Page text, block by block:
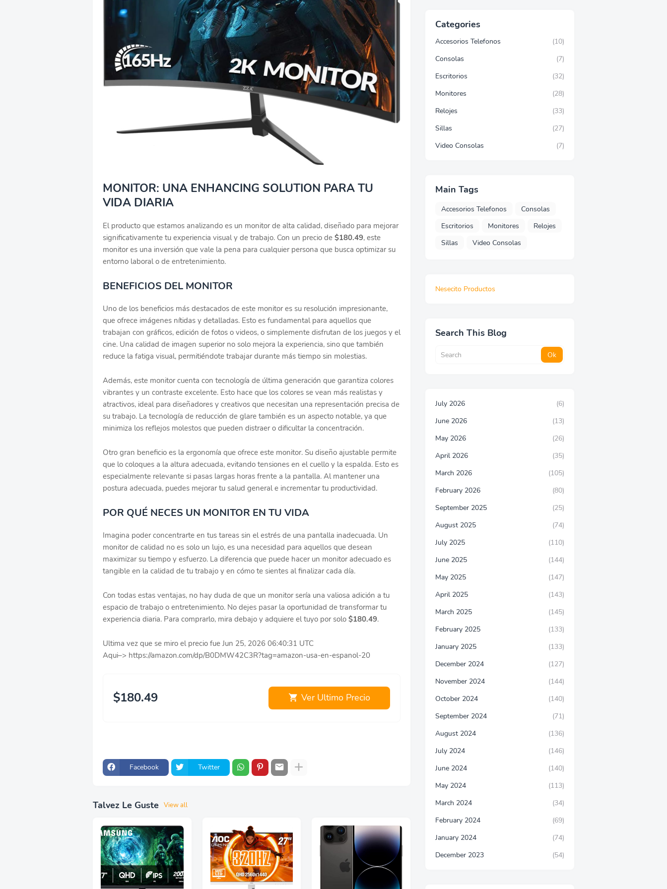
MONITOR: UNA ENHANCING SOLUTION PARA TU
VIDA DIARIA
El producto que estamos analizando es un monitor de alta calidad, diseñado para mejorar
significativamente tu experiencia visual y de trabajo. Con un precio de $180.49, este
monitor es una inversión que vale la pena para cualquier persona que busca optimizar su
entorno laboral o de entretenimiento.
BENEFICIOS DEL MONITOR
Uno de los beneficios más destacados de este monitor es su resolución impresionante,
que ofrece imágenes nítidas y detalladas. Esto es fundamental para aquellos que
trabajan con gráficos, edición de fotos o videos, o simplemente disfrutan de los juegos y el
cine. Una calidad de imagen superior no solo mejora la experiencia, sino que también
reduce la fatiga visual, permitiéndote trabajar durante más tiempo sin molestias.
Además, este monitor cuenta con tecnología de última generación que garantiza colores
vibrantes y un contraste excelente. Esto hace que los colores se vean más realistas y
atractivos, ideal para diseñadores y creativos que necesitan una representación precisa de
su trabajo. La tecnología de reducción de glare también es un aspecto notable, ya que
minimiza los reflejos molestos que pueden distraer o dificultar la concentración.
Otro gran beneficio es la ergonomía que ofrece este monitor. Su diseño ajustable permite
que lo coloques a la altura adecuada, evitando tensiones en el cuello y la espalda. Esto es
especialmente relevante si pasas largas horas frente a la pantalla. Al mantener una
postura adecuada, puedes mejorar tu salud general e incrementar tu productividad.
POR QUÉ NECES UN MONITOR EN TU VIDA
Imagina poder concentrarte en tus tareas sin el estrés de una pantalla inadecuada. Un
monitor de calidad no es solo un lujo, es una necesidad para aquellos que desean
maximizar su tiempo y esfuerzo. La diferencia que puede hacer un monitor adecuado es
tangible en la calidad de tu trabajo y en cómo te sientes al finalizar cada día.
Con todas estas ventajas, no hay duda de que un monitor sería una valiosa adición a tu
espacio de trabajo o entretenimiento. No dejes pasar la oportunidad de transformar tu
experiencia diaria. Para comprarlo, mira debajo y adquiere el tuyo por solo $180.49.
Ultima vez que se miro el precio fue Jun 25, 2026 06:40:31 UTC
Aqui–> https://amazon.com/dp/B0DMW42C3R?tag=amazon-usa-en-espanol-20
$180.49 Ver Ultimo Precio
Facebook Twitter
Talvez Le Guste View all
Categories
Accesorios Telefonos
(10)
Consolas
(7)
Escritorios
(32)
Monitores
(28)
Relojes
(33)
Sillas
(27)
Video Consolas
(7)
Main Tags
Accesorios Telefonos
Consolas
Escritorios
Monitores
Relojes
Sillas
Video Consolas
Nesecito Productos
Search This Blog
July 2026
(6)
June 2026
(13)
May 2026
(26)
April 2026
(35)
March 2026
(105)
February 2026
(80)
September 2025
(25)
August 2025
(74)
July 2025
(110)
June 2025
(144)
May 2025
(147)
April 2025
(143)
March 2025
(145)
February 2025
(133)
January 2025
(133)
December 2024
(127)
November 2024
(144)
October 2024
(140)
September 2024
(71)
August 2024
(136)
July 2024
(146)
June 2024
(140)
May 2024
(113)
March 2024
(34)
February 2024
(69)
January 2024
(74)
December 2023
(54)